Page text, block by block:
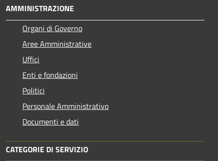
AMMINISTRAZIONE
Organi di Governo
Aree Amministrative
Uffici
Enti e fondazioni
Politici
Personale Amministrativo
Documenti e dati
CATEGORIE DI SERVIZIO